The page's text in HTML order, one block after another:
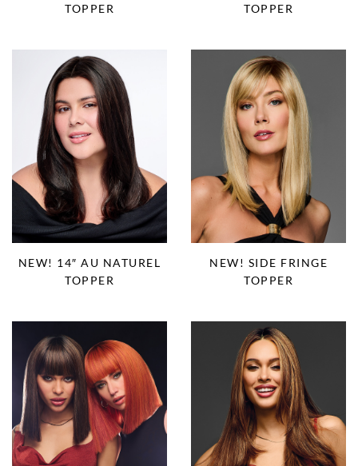
TOPPER
TOPPER
NEW! 14″ AU NATUREL
TOPPER
NEW! SIDE FRINGE
TOPPER